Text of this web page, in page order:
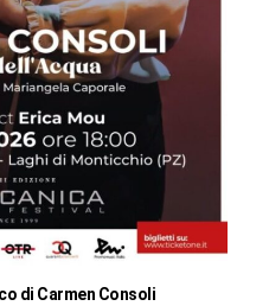
di Carmen Consoli